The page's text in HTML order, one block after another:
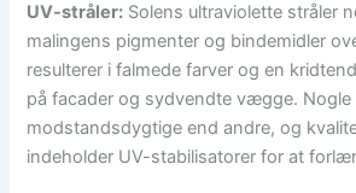
UV-stråler: Solens ultraviolette stråler
malingens pigmenter og bindemidler
resulterer i falmede farver og en
på facader og sydvendte vægge. Nogle
modstandsdygtige end andre, og
indeholder UV-stabilisatorer for at